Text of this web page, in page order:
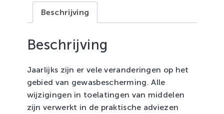
verkoop)
aantal
Beschrijving
Beschrijving
Jaarlijks zijn er vele veranderingen op het
gebied van gewasbescherming. Alle
wijzigingen in toelatingen van middelen
zijn verwerkt in de praktische adviezen